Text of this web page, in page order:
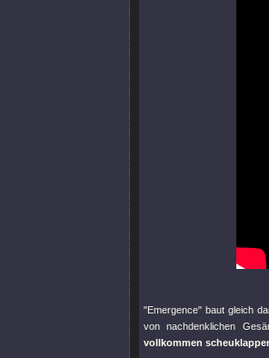
"Emergence" baut gleich
von nachdenklichen
vollkommen